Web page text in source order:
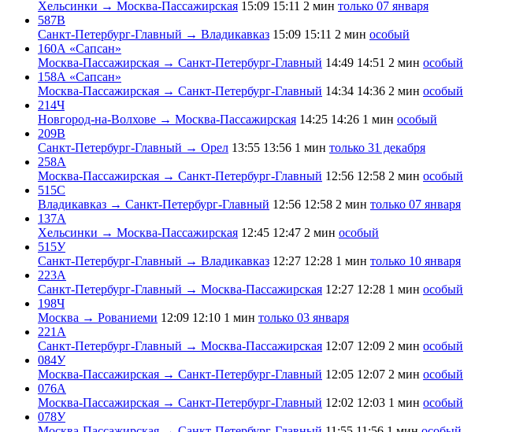
Хельсинки → Москва-Пассажирская 15:09 15:11 2 мин только 07 января
587В
Санкт-Петербург-Главный → Владикавказ 15:09 15:11 2 мин особый
160А «Сапсан»
Москва-Пассажирская → Санкт-Петербург-Главный 14:49 14:51 2 мин особый
158А «Сапсан»
Москва-Пассажирская → Санкт-Петербург-Главный 14:34 14:36 2 мин особый
214Ч
Новгород-на-Волхове → Москва-Пассажирская 14:25 14:26 1 мин особый
209В
Санкт-Петербург-Главный → Орел 13:55 13:56 1 мин только 31 декабря
258А
Москва-Пассажирская → Санкт-Петербург-Главный 12:56 12:58 2 мин особый
515С
Владикавказ → Санкт-Петербург-Главный 12:56 12:58 2 мин только 07 января
137А
Хельсинки → Москва-Пассажирская 12:45 12:47 2 мин особый
515У
Санкт-Петербург-Главный → Владикавказ 12:27 12:28 1 мин только 10 января
223А
Санкт-Петербург-Главный → Москва-Пассажирская 12:27 12:28 1 мин особый
198Ч
Москва → Рованиеми 12:09 12:10 1 мин только 03 января
221А
Санкт-Петербург-Главный → Москва-Пассажирская 12:07 12:09 2 мин особый
084У
Москва-Пассажирская → Санкт-Петербург-Главный 12:05 12:07 2 мин особый
076А
Москва-Пассажирская → Санкт-Петербург-Главный 12:02 12:03 1 мин особый
078У